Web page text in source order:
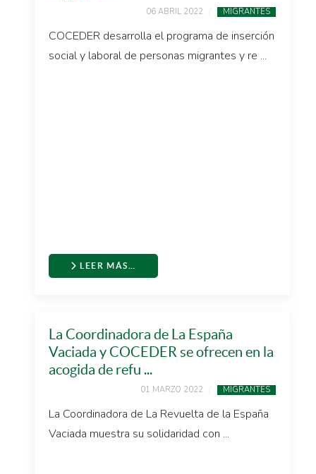
06 ABRIL 2022 MIGRANTES
COCEDER desarrolla el programa de inserción
social y laboral de personas migrantes y re ...
LEER MÁS…
La Coordinadora de La España
Vaciada y COCEDER se ofrecen en la
acogida de refu ...
01 MARZO 2022 MIGRANTES
La Coordinadora de La Revuelta de la España
Vaciada muestra su solidaridad con ...